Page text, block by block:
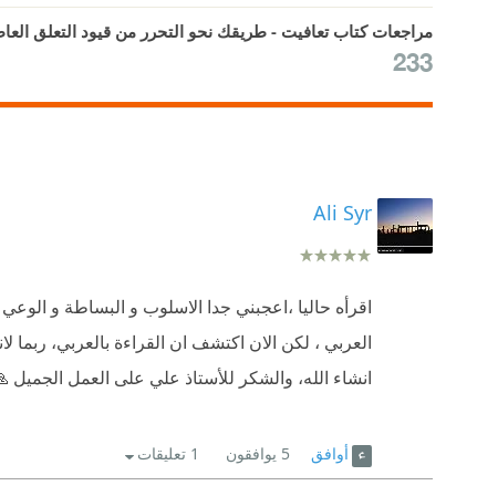
مراجعات كتاب تعافيت - طريقك نحو التحرر من قيود التعلق
233
Ali Syr
اقرأه حاليا ،اعجبني جدا الاسلوب و البساطة و
العربي ، لكن الان اكتشف ان القراءة بالعربي،
انشاء الله، والشكر للأستاذ علي على العمل الجميل
أوافق 5 يوافقون 1 تعليقات